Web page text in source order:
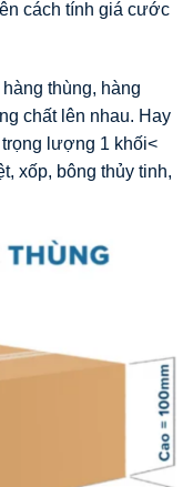
cách tính giá cước
thùng, hàng
chất lên nhau. Hay
lượng 1 khối<
xốp, bông thủy tinh,